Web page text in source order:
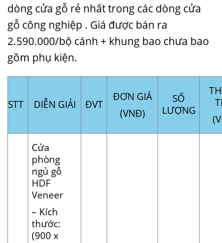
dòng cửa gỗ rẻ nhất trong các dòng cửa
gỗ công nghiệp . Giá được bán ra
2.590.000/bộ cánh + khung bao chưa bao
gồm phụ kiện.
STT DIỄN GIẢI ĐVT
ĐƠN GIÁ
(VNĐ)
SỐ
LƯỢNG
Cửa
phòng
ngủ gỗ
HDF
Veneer
– Kích
thước:
(900 x